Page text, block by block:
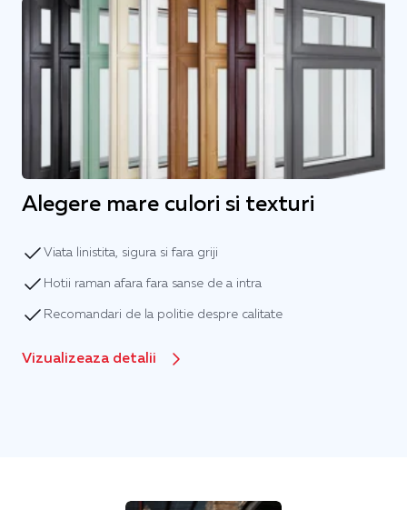
Alegere mare culori si texturi
Viata linistita, sigura si fara griji
Hotii raman afara fara sanse de a intra
Recomandari de la politie despre calitate
Vizualizeaza detalii